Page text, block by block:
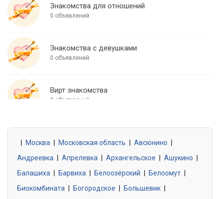
Знакомства для отношений
0 объявлений
Знакомства с девушками
0 объявлений
Вирт знакомства
0 объявлений
0 объявлений
Знакомства без обязательств
0 объявлений
Москва Московская область Авсюнино
Андреевка
Апрелевка Архангельское Ашукино
Балашиха
Барвиха Белоозёрский Белоомут
Биокомбината
Богородское Большевик